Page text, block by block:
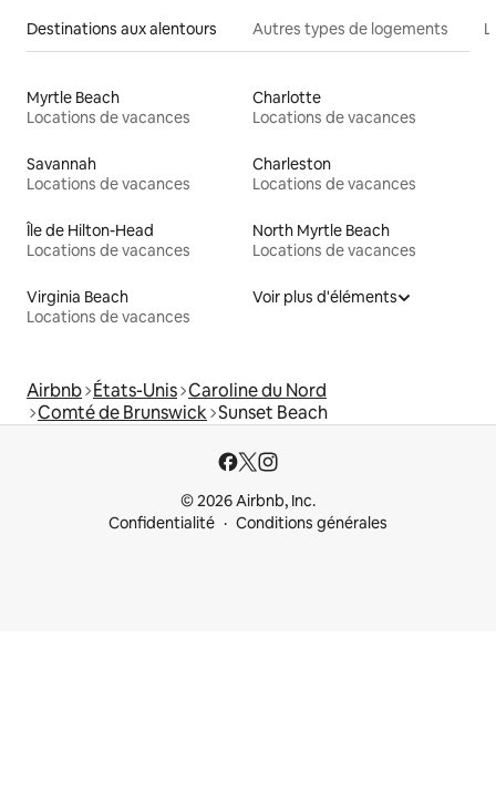
Destinations aux alentours Autres types de logements
Myrtle Beach
Locations de vacances
Charlotte
Locations de vacances
Savannah
Locations de vacances
Charleston
Locations de vacances
Île de Hilton-Head
Locations de vacances
North Myrtle Beach
Locations de vacances
Virginia Beach
Locations de vacances
Voir plus d'éléments
Airbnb États-Unis Caroline du Nord
Comté de Brunswick Sunset Beach
© 2026 Airbnb, Inc.
Confidentialité
Conditions générales